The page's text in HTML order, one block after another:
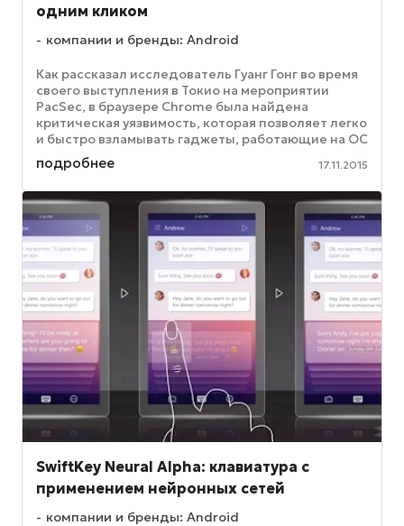
одним кликом
компании и бренды: Android
Как рассказал исследователь Гуанг Гонг во время
своего выступления в Токио на мероприятии
PacSec, в браузере Chrome была найдена
критическая уязвимость, которая позволяет легко
и быстро взламывать гаджеты, работающие на ОС
Android. Эксплоит, ...
подробнее 17.11.2015
SwiftKey Neural Alpha: клавиатура с
применением нейронных сетей
компании и бренды: Android